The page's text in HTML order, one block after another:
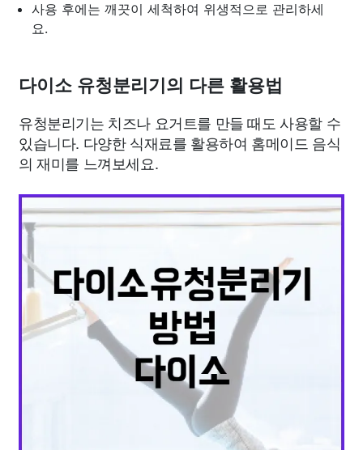
사용 후에는 깨끗이 세척하여 위생적으로 관리하세
요.
다이소 유청분리기의 다른 활용법
유청분리기는 치즈나 요거트를 만들 때도 사용할 수
있습니다. 다양한 식재료를 활용하여 홈메이드 음식
의 재미를 느껴보세요.